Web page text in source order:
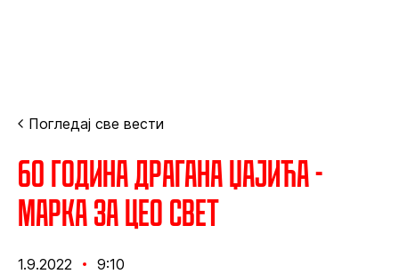
Погледај све вести
60 година Драгана Џајића -
Марка за цео свет
1.9.2022 9:10